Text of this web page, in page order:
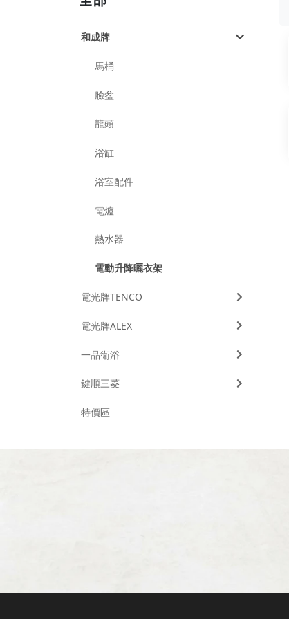
和成牌
馬桶
臉盆
龍頭
浴缸
浴室配件
電爐
熱水器
電動升降曬衣架
電光牌TENCO
電光牌ALEX
一品衛浴
鍵順三菱
特價區